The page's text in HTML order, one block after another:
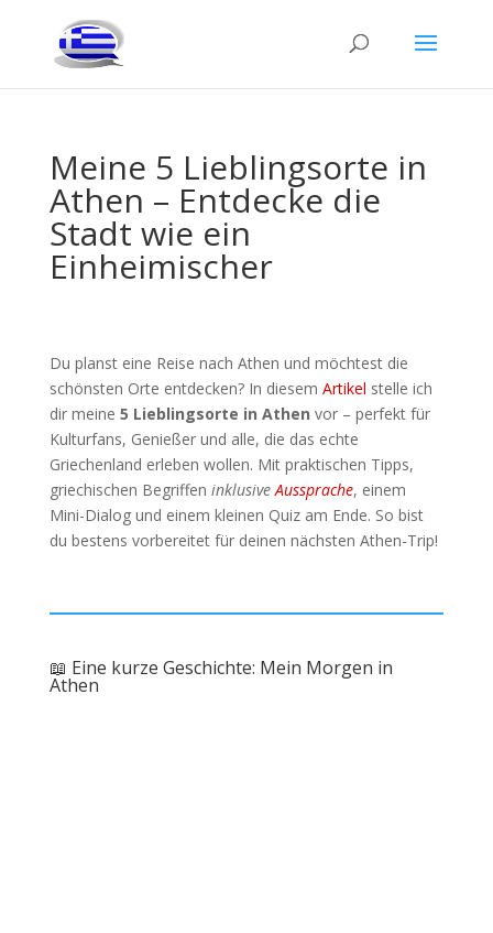
Meine 5 Lieblingsorte in
Athen – Entdecke die
Stadt wie ein
Einheimischer
Du planst eine Reise nach Athen und möchtest die
schönsten Orte entdecken? In diesem Artikel stelle ich
dir meine 5 Lieblingsorte in Athen vor – perfekt für
Kulturfans, Genießer und alle, die das echte
Griechenland erleben wollen. Mit praktischen Tipps,
griechischen Begriffen inklusiveAussprache, einem
Mini-Dialog und einem kleinen Quiz am Ende. So bist
du bestens vorbereitet für deinen nächsten Athen-Trip!
📖 Eine kurze Geschichte: Mein Morgen in
Athen